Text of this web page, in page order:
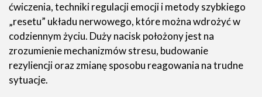
ćwiczenia, techniki regulacji emocji i metody szybkiego
„resetu” układu nerwowego, które można wdrożyć w
codziennym życiu. Duży nacisk położony jest na
zrozumienie mechanizmów stresu, budowanie
rezyliencji oraz zmianę sposobu reagowania na trudne
sytuacje.